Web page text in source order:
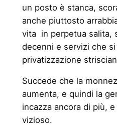
un posto è stanca,
anche piuttosto
vita in perpetua salita,
decenni e servizi che
privatizzazione
Succede che la
aumenta, e quindi la
incazza ancora di più,
vizioso.